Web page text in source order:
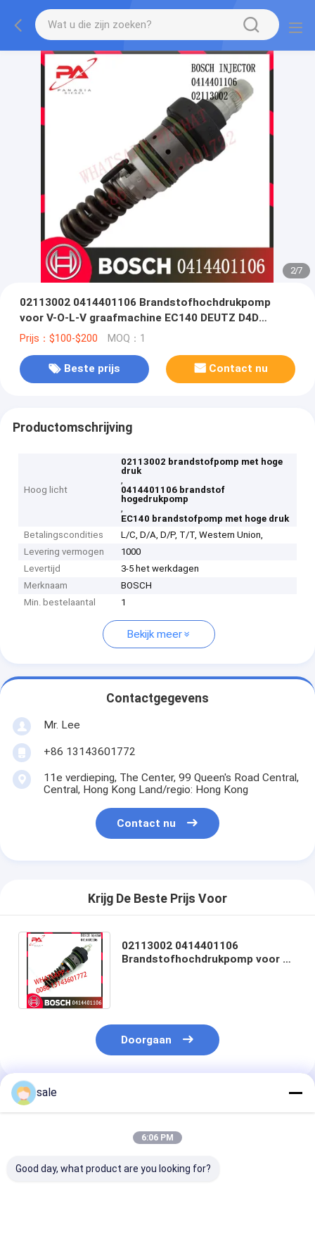
2/7
02113002 0414401106 Brandstofhochdrukpomp
voor V-O-L-V graafmachine EC140 DEUTZ D4D
TCD2013
Prijs：$100-$200 MOQ：1
Beste prijs Contact nu
Productomschrijving
Hoog licht
02113002 brandstofpomp met hoge
druk
,
0414401106 brandstof
hogedrukpomp
,
EC140 brandstofpomp met hoge druk
Betalingscondities
L/C, D/A, D/P, T/T, Western Union,
Levering vermogen
1000
Levertijd
3-5 het werkdagen
Merknaam
BOSCH
Min. bestelaantal
1
Bekijk meer
Contactgegevens
Mr. Lee
+86 13143601772
11e verdieping, The Center, 99 Queen's Road Central,
Central, Hong Kong Land/regio: Hong Kong
Contact nu
Krijg De Beste Prijs Voor
02113002 0414401106
Brandstofhochdrukpomp voor V-
Doorgaan
Geadviseerde Producten
sale
6:06 PM
Good day, what product are you looking for?